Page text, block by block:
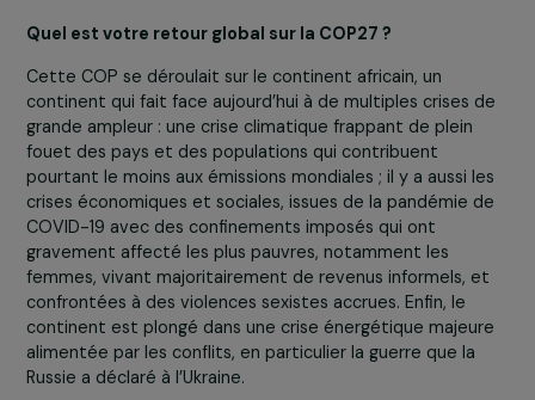
Gouvernance
Philanthropie engagée
Quel est votre retour global sur la COP27 ?
Cette COP se déroulait sur le continent africain, un
continent qui fait face aujourd’hui à de multiples crises
grande ampleur : une crise climatique frappant de plein
fouet des pays et des populations qui contribuent
pourtant le moins aux émissions mondiales ; il y a aussi
crises économiques et sociales, issues de la pandémie
COVID-19 avec des confinements imposés qui ont
gravement affecté les plus pauvres, notamment les